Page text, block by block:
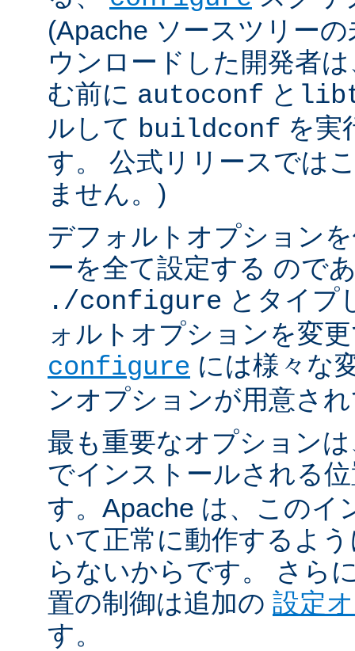
(Apache ソースツリー
ウンロードした開発者
む前に autoconf と
ルして buildconf を実
す。 公式リリースでは
ません。)
デフォルトオプション
ーを全て設定する ので
./configure とタイプ
ォルトオプションを変
configure には様々な
ンオプションが用意さ
最も重要なオプション
でインストールされる
す。Apache は、このイ
いて正常に動作するよ
らないからです。 さら
置の制御は追加の 設定
す。